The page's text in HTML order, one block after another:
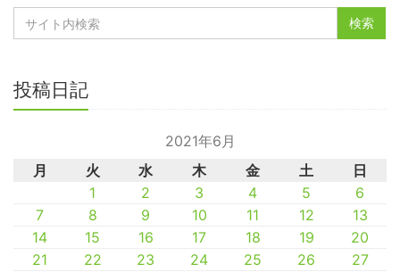
投稿日記
2021年6月
月
火 水 木 金 土
日
1
2 3 4 5
6
7
8 9 10 11 12
13
14
15 16 17 18 19
20
21
22 23 24 25 26
27